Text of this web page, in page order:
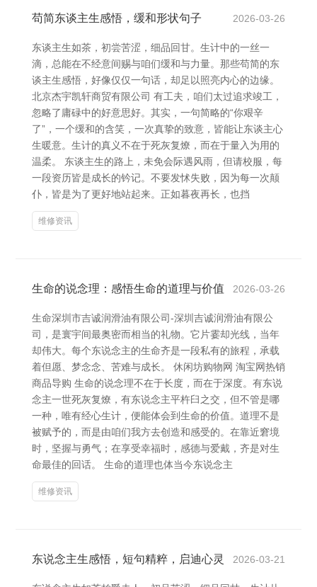
苟简东谈主生感悟，缓和形状句子 2026-03-26
东谈主生如茶，初尝苦涩，细品回甘。生计中的一丝一
滴，总能在不经意间赐与咱们缓和与力量。那些苟简的东
谈主生感悟，好像仅仅一句话，却足以照亮内心的边缘。
北京杰宇凯轩商贸有限公司 有工夫，咱们太过追求竣工，
忽略了庸碌中的好意思好。其实，一句简略的“你艰辛
了”，一个缓和的含笑，一次真挚的致意，皆能让东谈主心
生暖意。生计的真义不在于死灰复燎，而在于量入为用的
温柔。 东谈主生的路上，未免会际遇风雨，但请校服，每
一段资历皆是成长的钤记。不要发怵失败，因为每一次颠
仆，皆是为了更好地站起来。正如暮夜再长，也挡
维修资讯
生命的说念理：感悟生命的道理与价值 2026-03-26
生命深圳市吉诚润滑油有限公司-深圳吉诚润滑油有限公
司，是寰宇间最奥密而相当的礼物。它片霎却光线，当年
却伟大。每个东说念主的生命齐是一段私有的旅程，承载
着但愿、梦念念、苦难与成长。 休闲坊购物网 淘宝网热销
商品导购 生命的说念理不在于长度，而在于深度。有东说
念主一世死灰复燎，有东说念主平杵臼之交，但不管是哪
一种，唯有经心生计，便能体会到生命的价值。道理不是
被赋予的，而是由咱们我方去创造和感受的。在靠近窘境
时，坚握与勇气；在享受幸福时，感德与爱戴，齐是对生
命最佳的回话。 生命的道理也体当今东说念主
维修资讯
东说念主生感悟，短句精粹，启迪心灵 2026-03-21